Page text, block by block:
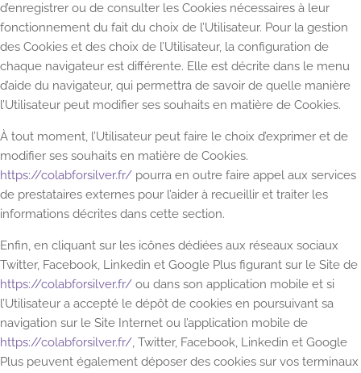
d’enregistrer ou de consulter les Cookies nécessaires à leur
fonctionnement du fait du choix de l’Utilisateur. Pour la gestion
des Cookies et des choix de l’Utilisateur, la configuration de
chaque navigateur est différente. Elle est décrite dans le menu
d’aide du navigateur, qui permettra de savoir de quelle manière
l’Utilisateur peut modifier ses souhaits en matière de Cookies.
À tout moment, l’Utilisateur peut faire le choix d’exprimer et de
modifier ses souhaits en matière de Cookies.
https://colabforsilver.fr/ pourra en outre faire appel aux services
de prestataires externes pour l’aider à recueillir et traiter les
informations décrites dans cette section.
Enfin, en cliquant sur les icônes dédiées aux réseaux sociaux
Twitter, Facebook, Linkedin et Google Plus figurant sur le Site de
https://colabforsilver.fr/ ou dans son application mobile et si
l’Utilisateur a accepté le dépôt de cookies en poursuivant sa
navigation sur le Site Internet ou l’application mobile de
https://colabforsilver.fr/, Twitter, Facebook, Linkedin et Google
Plus peuvent également déposer des cookies sur vos terminaux